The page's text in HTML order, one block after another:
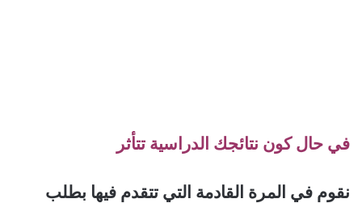
في حال كون نتائجك الدراسية تتأثر
نقوم في المرة القادمة التي تتقدم فيها بطلب